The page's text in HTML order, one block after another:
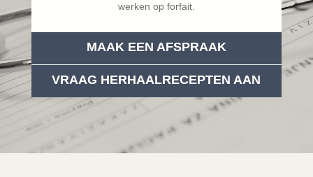
werken op forfait.
MAAK EEN AFSPRAAK
VRAAG HERHAALRECEPTEN AAN